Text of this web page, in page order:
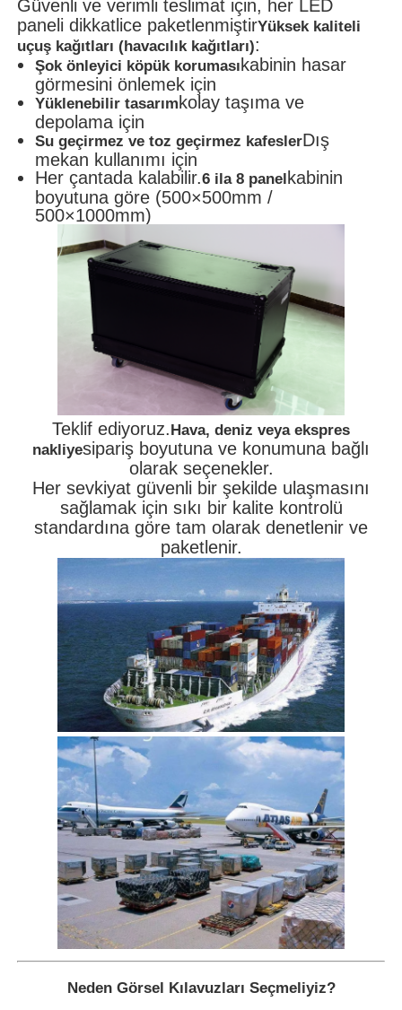
Güvenli ve verimli teslimat için, her LED
paneli dikkatlice paketlenmiştirYüksek kaliteli
uçuş kağıtları (havacılık kağıtları):
Şok önleyici köpük koruması kabinin hasar
görmesini önlemek için
Yüklenebilir tasarım kolay taşıma ve
depolama için
Su geçirmez ve toz geçirmez kafeslerDış
mekan kullanımı için
Her çantada kalabilir.6 ila 8 panel kabinin
boyutuna göre (500×500mm /
500×1000mm)
Teklif ediyoruz. Hava, deniz veya ekspres
nakliyesipariş boyutuna ve konumuna bağlı
olarak seçenekler.
Her sevkiyat güvenli bir şekilde ulaşmasını
sağlamak için sıkı bir kalite kontrolü
standardına göre tam olarak denetlenir ve
paketlenir.
Neden Görsel Kılavuzları Seçmeliyiz?